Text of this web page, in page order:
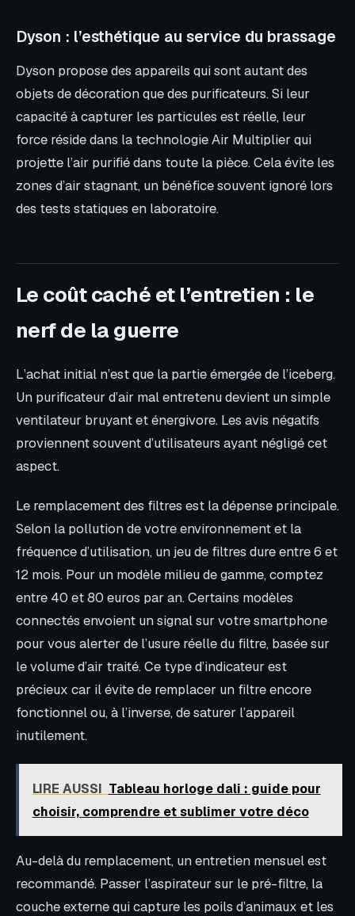
Dyson : l’esthétique au service du brassage
Dyson propose des appareils qui sont autant des
objets de décoration que des purificateurs. Si leur
capacité à capturer les particules est réelle, leur
force réside dans la technologie Air Multiplier qui
projette l’air purifié dans toute la pièce. Cela évite les
zones d’air stagnant, un bénéfice souvent ignoré lors
des tests statiques en laboratoire.
Le coût caché et l’entretien : le
nerf de la guerre
L’achat initial n’est que la partie émergée de l’iceberg.
Un purificateur d’air mal entretenu devient un simple
ventilateur bruyant et énergivore. Les avis négatifs
proviennent souvent d’utilisateurs ayant négligé cet
aspect.
Le remplacement des filtres est la dépense principale.
Selon la pollution de votre environnement et la
fréquence d’utilisation, un jeu de filtres dure entre 6 et
12 mois. Pour un modèle milieu de gamme, comptez
entre 40 et 80 euros par an. Certains modèles
connectés envoient un signal sur votre smartphone
pour vous alerter de l’usure réelle du filtre, basée sur
le volume d’air traité. Ce type d’indicateur est
précieux car il évite de remplacer un filtre encore
fonctionnel ou, à l’inverse, de saturer l’appareil
inutilement.
LIRE AUSSI Tableau horloge dali : guide pour
choisir, comprendre et sublimer votre déco
Au-delà du remplacement, un entretien mensuel est
recommandé. Passer l’aspirateur sur le pré-filtre, la
couche externe qui capture les poils d’animaux et les